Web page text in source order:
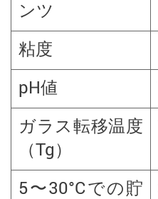
ンツ
粘度
pH値
ガラス転移温度
（Tg）
5〜30°Cでの貯